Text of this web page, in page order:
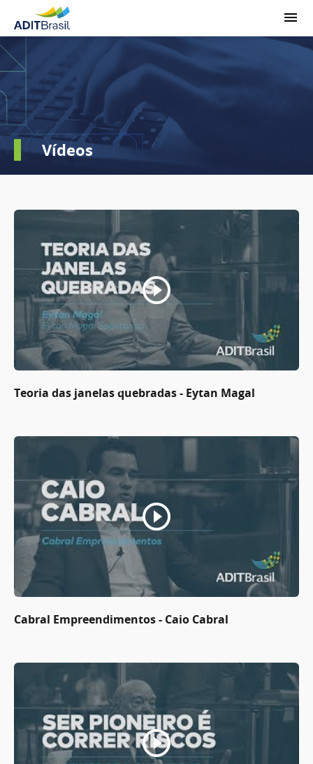
Vídeos
Teoria das janelas quebradas - Eytan Magal
Cabral Empreendimentos - Caio Cabral